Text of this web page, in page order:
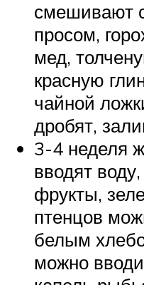
смешивают
просом,
мед,
красную
чайной
дробят,
3-4 неделя
вводят
фрукты,
птенцов
белым
можно